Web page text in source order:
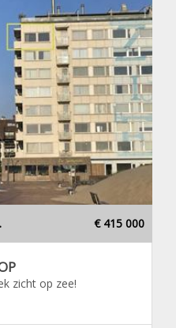
€ 415 000
zicht op zee!